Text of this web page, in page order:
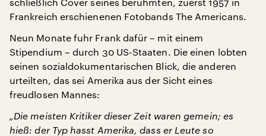
Frankreich erschienenen Fotobands The Americans.
Neun Monate fuhr Frank dafür – mit einem
Stipendium – durch 30 US-Staaten. Die einen lobten
seinen sozialdokumentarischen Blick, die anderen
urteilten, das sei Amerika aus der Sicht eines
freudlosen Mannes:
„Die meisten Kritiker dieser Zeit waren gemein; es
hieß: der Typ hasst Amerika, dass er Leute so